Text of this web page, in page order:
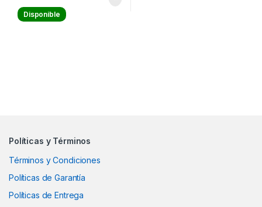
Disponible
Políticas y Términos
Términos y Condiciones
Políticas de Garantía
Políticas de Entrega